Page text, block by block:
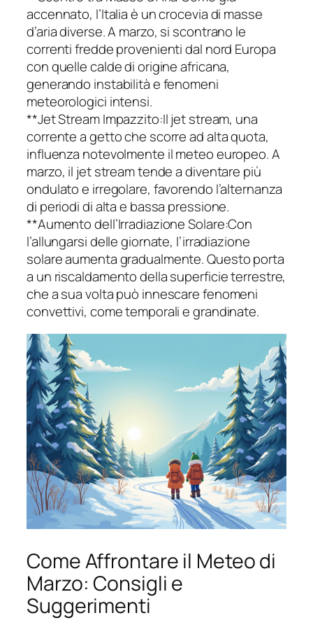
accennato, l’Italia è un crocevia di masse
d’aria diverse. A marzo, si scontrano le
correnti fredde provenienti dal nord Europa
con quelle calde di origine africana,
generando instabilità e fenomeni
meteorologici intensi.
**Jet Stream Impazzito:Il jet stream, una
corrente a getto che scorre ad alta quota,
influenza notevolmente il meteo europeo. A
marzo, il jet stream tende a diventare più
ondulato e irregolare, favorendo l’alternanza
di periodi di alta e bassa pressione.
**Aumento dell’Irradiazione Solare:Con
l’allungarsi delle giornate, l’irradiazione
solare aumenta gradualmente. Questo porta
a un riscaldamento della superficie terrestre,
che a sua volta può innescare fenomeni
convettivi, come temporali e grandinate.
Come Affrontare il Meteo di
Marzo: Consigli e
Suggerimenti